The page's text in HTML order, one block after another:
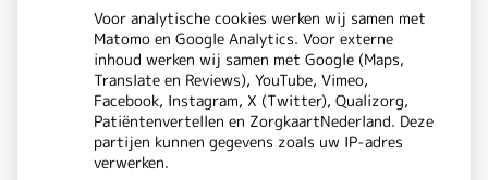
Bezoek
onze
facebook
pagina
Bezoek
onze
Instagram
pagina
Voor analytische cookies werken wij samen met
Matomo en Google Analytics. Voor externe
inhoud werken wij samen met Google (Maps,
Translate en Reviews), YouTube, Vimeo,
Facebook, Instagram, X (Twitter), Qualizorg,
Patiëntenvertellen en ZorgkaartNederland. Deze
partijen kunnen gegevens zoals uw IP-adres
verwerken.